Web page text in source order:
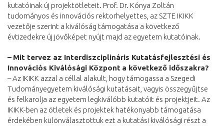
kutatóinak új projektötleteit. Prof. Dr. Kónya Zoltán
tudományos és innovációs rektorhelyettes, az SZTE IKIKK
vezetője szerint a kiválóság támogatása a következő
évtizedekre új jövőképet nyújt majd az egyetem kutatóinak.
– Mit tervez az Interdiszciplináris Kutatásfejlesztési és
Innovációs Kiválósági Központ a következő időszakra?
–Az IKIKK azzal a céllal alakult, hogy támogassa a Szegedi
Tudományegyetem kiválósági kutatásait, vagyis összegyűjtse
és felkarolja az egyetem legkiválóbb kutatóit és projektjeit. Az
IKIKK-ben az ötletek és projektek hatékonyabb támogatása
érdekében különválasztottuk ezt a kutatási kiválósági részt a